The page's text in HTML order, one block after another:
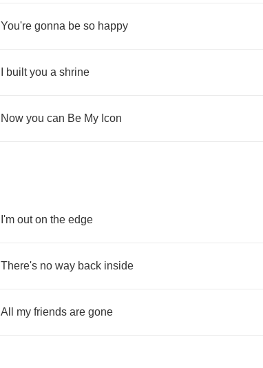
You're gonna be so happy
built you a shrine
Now you can Be My Icon
I'm out on the edge
There's no way back inside
All my friends are gone